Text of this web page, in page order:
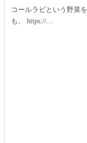
コールラビという野菜
も。 https://…